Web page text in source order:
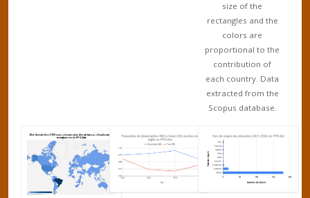
size of the
rectangles and the
colors are
proportional to the
contribution of
each country. Data
extracted from the
Scopus database.